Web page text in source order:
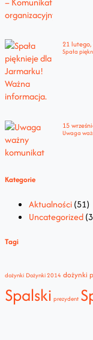
21 lutego,
Spała
15
Uwaga
Kategorie
Aktualności(51)
Uncategorized
Tagi
dożynki Dożynki 2014 dożynki
Spalski prezydent